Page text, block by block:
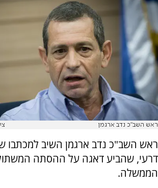
ראש השב"כ נדב ארגמן
ראש השב"כ נדב ארגמן השיב למכתבו
דרעי, שהביע דאגה על ההסתה
הממשלה.